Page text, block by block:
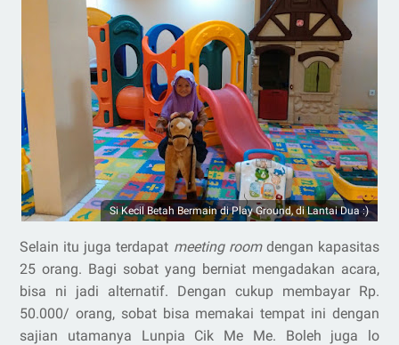
Si Kecil Betah Bermain di Play Ground, di Lantai Dua :)
Selain itu juga terdapat meeting roomdengan kapasitas
25 orang. Bagi sobat yang berniat mengadakan acara,
bisa ni jadi alternatif. Dengan cukup membayar Rp.
50.000/ orang, sobat bisa memakai tempat ini dengan
sajian utamanya Lunpia Cik Me Me. Boleh juga lo